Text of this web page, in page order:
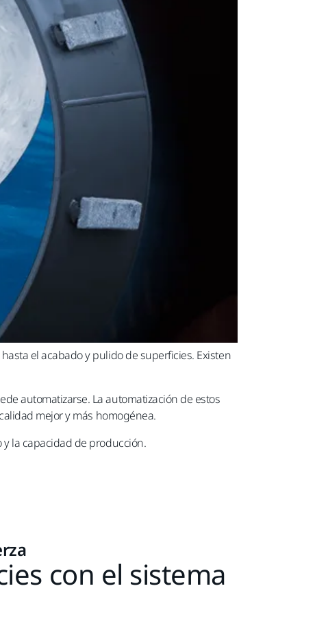
el acabado y pulido de superficies. Existen
automatizarse. La automatización de estos
mejor y más homogénea.
la capacidad de producción.
con el sistema